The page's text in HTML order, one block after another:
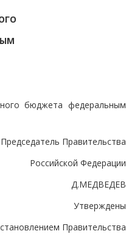
бюджета федеральным
Председатель Правительства
Российской Федерации
Д.МЕДВЕДЕВ
Утверждены
Правительства